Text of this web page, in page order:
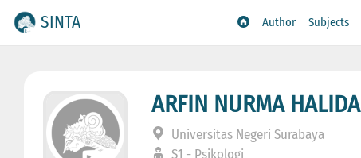
SINTA Author Subjects
ARFIN NURMA HALIDA
Universitas Negeri Surabaya
S1 - Psikologi